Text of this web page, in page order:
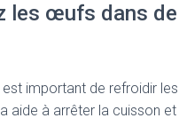
les œufs dans de
est important de refroidir
aide à arrêter la cuisson